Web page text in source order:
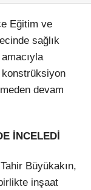
Eğitim ve
sağlık
konstrüksiyon
devam
İNCELEDİ
Büyükakın,
inşaat